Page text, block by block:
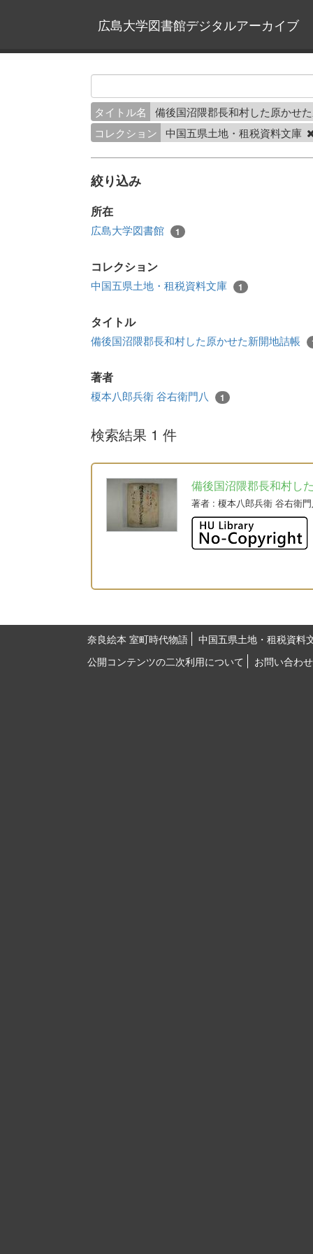
広島大学図書館デジタルアーカイブ
タイトル名
備後国沼隈郡長和村した原かせ
コレクション
中国五県土地・租税資料文庫
絞り込み
所在
広島大学図書館 1
コレクション
中国五県土地・租税資料文庫 1
タイトル
備後国沼隈郡長和村した原かせた新開地詰帳
著者
榎本八郎兵衛 谷右衛門八 1
検索結果 1 件
備後国沼隈郡長和村し
著者 : 榎本八郎兵衛 谷右衛
奈良絵本 室町時代物語
中国五県土地・租税資料
公開コンテンツの二次利用について
お問い合わせ